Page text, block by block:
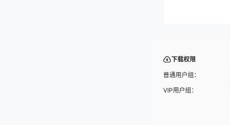
下载权限
普通用户组：
VIP用户组：